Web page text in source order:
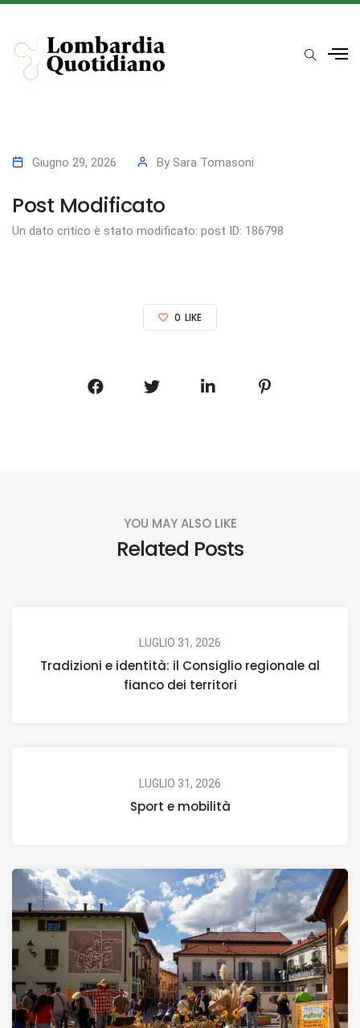
Giugno 29, 2026 By Sara Tomasoni
Post Modificato
Un dato critico è stato modificato: post ID: 186798
0 LIKE
YOU MAY ALSO LIKE
Related Posts
LUGLIO 31, 2026
Tradizioni e identità: il Consiglio regionale al
fianco dei territori
LUGLIO 31, 2026
Sport e mobilità